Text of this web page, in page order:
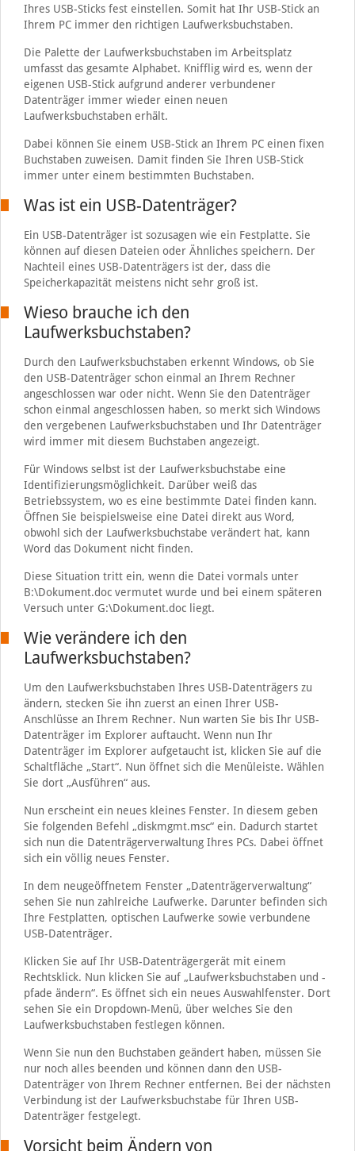
Ihres USB-Sticks fest einstellen. Somit hat Ihr USB-Stick an
Ihrem PC immer den richtigen Laufwerksbuchstaben.
Die Palette der Laufwerksbuchstaben im Arbeitsplatz
umfasst das gesamte Alphabet. Knifflig wird es, wenn der
eigenen USB-Stick aufgrund anderer verbundener
Datenträger immer wieder einen neuen
Laufwerksbuchstaben erhält.
Dabei können Sie einem USB-Stick an Ihrem PC einen fixen
Buchstaben zuweisen. Damit finden Sie Ihren USB-Stick
immer unter einem bestimmten Buchstaben.
Was ist ein USB-Datenträger?
Ein USB-Datenträger ist sozusagen wie ein Festplatte. Sie
können auf diesen Dateien oder Ähnliches speichern. Der
Nachteil eines USB-Datenträgers ist der, dass die
Speicherkapazität meistens nicht sehr groß ist.
Wieso brauche ich den
Laufwerksbuchstaben?
Durch den Laufwerksbuchstaben erkennt Windows, ob Sie
den USB-Datenträger schon einmal an Ihrem Rechner
angeschlossen war oder nicht. Wenn Sie den Datenträger
schon einmal angeschlossen haben, so merkt sich Windows
den vergebenen Laufwerksbuchstaben und Ihr Datenträger
wird immer mit diesem Buchstaben angezeigt.
Für Windows selbst ist der Laufwerksbuchstabe eine
Identifizierungsmöglichkeit. Darüber weiß das
Betriebssystem, wo es eine bestimmte Datei finden kann.
Öffnen Sie beispielsweise eine Datei direkt aus Word,
obwohl sich der Laufwerksbuchstabe verändert hat, kann
Word das Dokument nicht finden.
Diese Situation tritt ein, wenn die Datei vormals unter
B:\Dokument.doc vermutet wurde und bei einem späteren
Versuch unter G:\Dokument.doc liegt.
Wie verändere ich den
Laufwerksbuchstaben?
Um den Laufwerksbuchstaben Ihres USB-Datenträgers zu
ändern, stecken Sie ihn zuerst an einen Ihrer USB-
Anschlüsse an Ihrem Rechner. Nun warten Sie bis Ihr USB-
Datenträger im Explorer auftaucht. Wenn nun Ihr
Datenträger im Explorer aufgetaucht ist, klicken Sie auf die
Schaltfläche „Start“. Nun öffnet sich die Menüleiste. Wählen
Sie dort „Ausführen“ aus.
Nun erscheint ein neues kleines Fenster. In diesem geben
Sie folgenden Befehl „diskmgmt.msc“ ein. Dadurch startet
sich nun die Datenträgerverwaltung Ihres PCs. Dabei öffnet
sich ein völlig neues Fenster.
In dem neugeöffnetem Fenster „Datenträgerverwaltung“
sehen Sie nun zahlreiche Laufwerke. Darunter befinden sich
Ihre Festplatten, optischen Laufwerke sowie verbundene
USB-Datenträger.
Klicken Sie auf Ihr USB-Datenträgergerät mit einem
Rechtsklick. Nun klicken Sie auf „Laufwerksbuchstaben und -
pfade ändern“. Es öffnet sich ein neues Auswahlfenster. Dort
sehen Sie ein Dropdown-Menü, über welches Sie den
Laufwerksbuchstaben festlegen können.
Wenn Sie nun den Buchstaben geändert haben, müssen Sie
nur noch alles beenden und können dann den USB-
Datenträger von Ihrem Rechner entfernen. Bei der nächsten
Verbindung ist der Laufwerksbuchstabe für Ihren USB-
Datenträger festgelegt.
Vorsicht beim Ändern von